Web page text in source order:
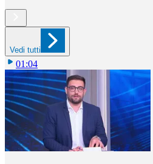
Vedi tutti
01:04